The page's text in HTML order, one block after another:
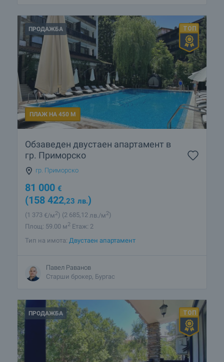
ПРОДАЖБА
ПЛАЖ НА 450 М
Обзаведен двустаен апартамент в
гр. Приморско
гр. Приморско
81 000 €
(158 422,23 лв.)
(1 373 €/м2) (2 685,12 лв./м2)
Площ: 59.00 м2 Етаж: 2
Тип на имота: Двустаен апартамент
Павел Раванов
Старши брокер, Бургас
ПРОДАЖБА